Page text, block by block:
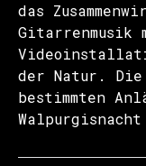
das
der Natur.
bestimmten